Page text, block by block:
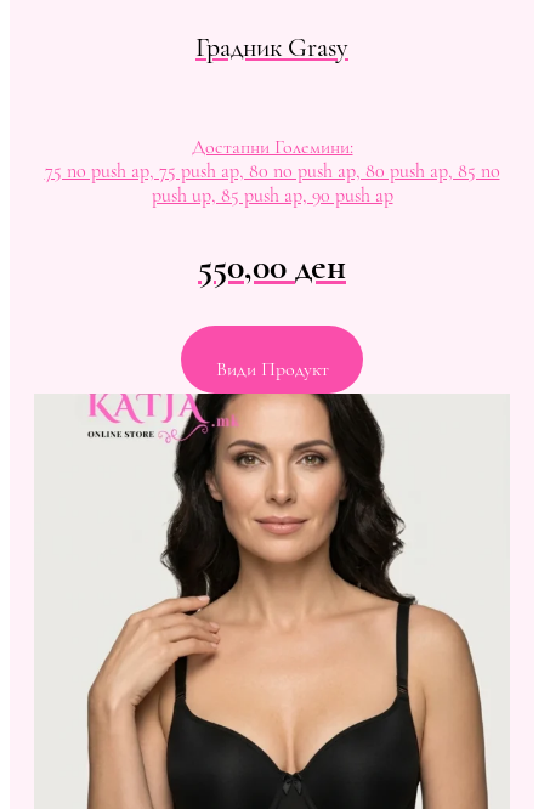
Градник Grasy
Достапни Големини:
75 no push ap, 75 push ap, 80 no push ap, 80 push ap, 85 no
push up, 85 push ap, 90 push ap
550,00ден
Види Продукт